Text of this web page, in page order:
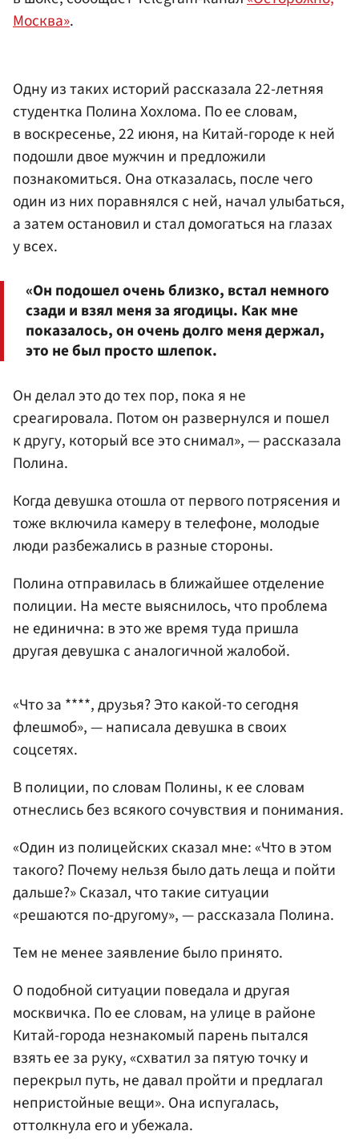
Москва».
Одну из таких историй рассказала 22-летняя
студентка Полина Хохлома. По ее словам,
в воскресенье, 22 июня, на Китай-городе к ней
подошли двое мужчин и предложили
познакомиться. Она отказалась, после чего
один из них поравнялся с ней, начал улыбаться,
а затем остановил и стал домогаться на глазах
у всех.
«Он подошел очень близко, встал немного
сзади и взял меня за ягодицы. Как мне
показалось, он очень долго меня держал,
это не был просто шлепок.
Он делал это до тех пор, пока я не
среагировала. Потом он развернулся и пошел
к другу, который все это снимал», — рассказала
Полина.
Когда девушка отошла от первого потрясения и
тоже включила камеру в телефоне, молодые
люди разбежались в разные стороны.
Полина отправилась в ближайшее отделение
полиции. На месте выяснилось, что проблема
не единична: в это же время туда пришла
другая девушка с аналогичной жалобой.
«Что за ****, друзья? Это какой-то сегодня
флешмоб», — написала девушка в своих
соцсетях.
В полиции, по словам Полины, к ее словам
отнеслись без всякого сочувствия и понимания.
«Один из полицейских сказал мне: «Что в этом
такого? Почему нельзя было дать леща и пойти
дальше?» Сказал, что такие ситуации
«решаются по-другому», — рассказала Полина.
Тем не менее заявление было принято.
О подобной ситуации поведала и другая
москвичка. По ее словам, на улице в районе
Китай-города незнакомый парень пытался
взять ее за руку, «схватил за пятую точку и
перекрыл путь, не давал пройти и предлагал
непристойные вещи». Она испугалась,
оттолкнула его и убежала.